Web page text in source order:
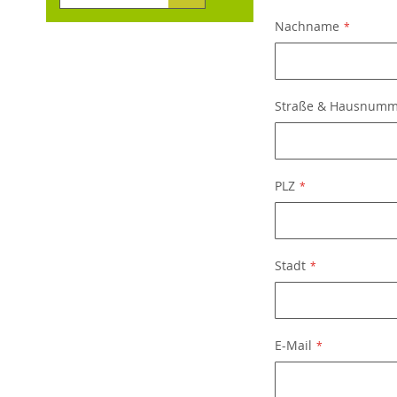
Nachname
Straße &
PLZ
Stadt
E-Mail